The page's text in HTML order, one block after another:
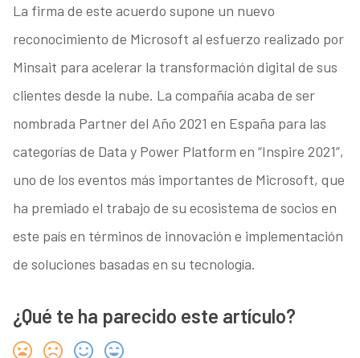
La firma de este acuerdo supone un nuevo
reconocimiento de Microsoft al esfuerzo realizado por
Minsait para acelerar la transformación digital de sus
clientes desde la nube. La compañía acaba de ser
nombrada Partner del Año 2021 en España para las
categorías de Data y Power Platform en “Inspire 2021”,
uno de los eventos más importantes de Microsoft, que
ha premiado el trabajo de su ecosistema de socios en
este país en términos de innovación e implementación
de soluciones basadas en su tecnología.
¿Qué te ha parecido este artículo?